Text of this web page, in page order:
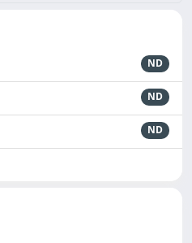
ND
ND
ND